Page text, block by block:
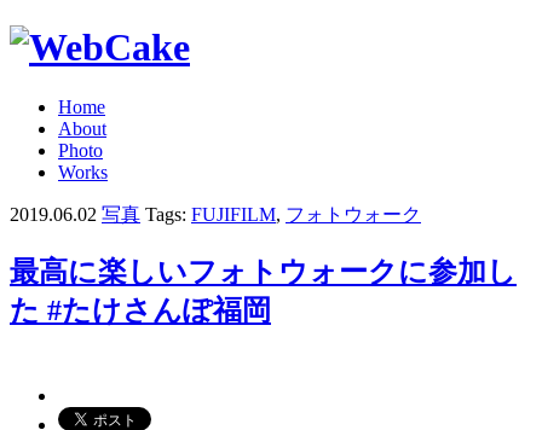
Home
About
Photo
Works
2019.06.02 写真 Tags: FUJIFILM, フォトウォーク
最高に楽しいフォトウォークに参加し
た #たけさんぽ福岡